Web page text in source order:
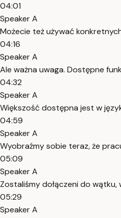
04:01
Speaker A
Możecie też używać
04:16
Speaker A
Ale ważna uwaga. Dostępne
04:32
Speaker A
Większość dostępna jest w
04:59
Speaker A
Wyobraźmy sobie teraz, że
05:09
Speaker A
Zostaliśmy dołączeni do
05:29
Speaker A